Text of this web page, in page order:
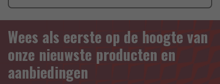
Wees als eerste op de hoogte van
onze nieuwste producten en
aanbiedingen